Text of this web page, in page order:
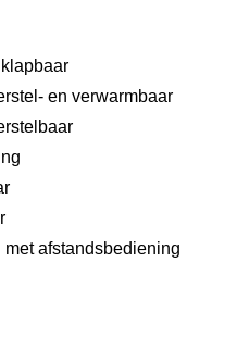
en verwarmbaar
afstandsbediening